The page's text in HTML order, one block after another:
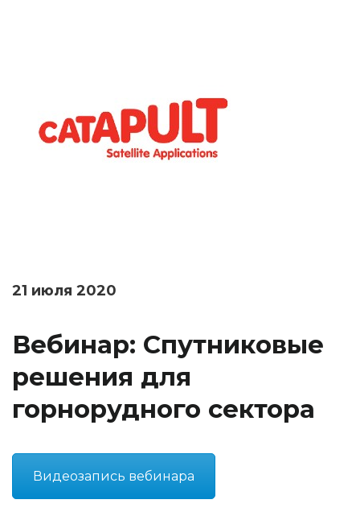
21 июля 2020
Вебинар: Спутниковые
решения для
горнорудного сектора
Видеозапись вебинара